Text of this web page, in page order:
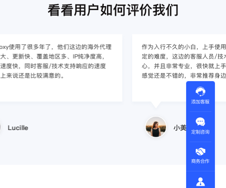
看看用户如何评价我们
作为入行不久的小白，上手使用Smart proxy会有一
定的难度，这边的客服人员/技术支持人员非常有耐
心，并且非常专业，很快就上手了，使用体验整体
感觉还是不错的，非常推荐身边的同行使用。
作为一家跨境电
上面经营着多个
着强烈的需求，
商，不是断网就
使用效果，体验
的问题，使用效
添加客服
定制咨询
商务合作